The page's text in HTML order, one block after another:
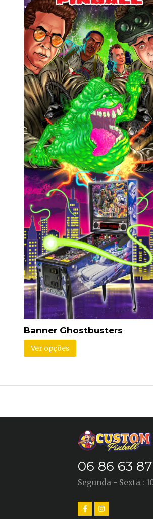
Banner Ghostbusters
Ver opções
06 86 63
Segunda - Sexta :